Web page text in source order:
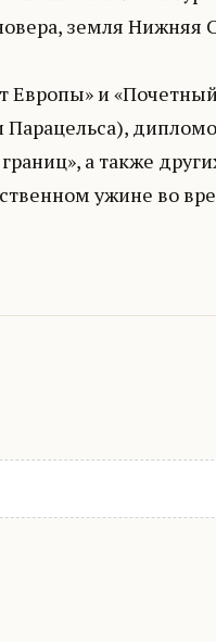
земля Нижняя
Европы» и
а также
ужине во